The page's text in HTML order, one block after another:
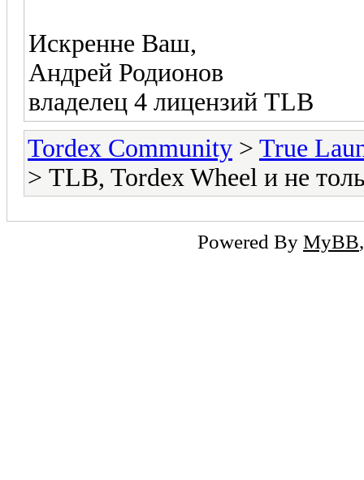
Искренне Ваш,
Андрей Родионов
владелец 4 лицензий TLB
Tordex Community > True
> TLB, Tordex Wheel и не
Powered By MyBB